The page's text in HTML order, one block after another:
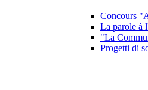
Concours
La parole à
"La
Progetti di